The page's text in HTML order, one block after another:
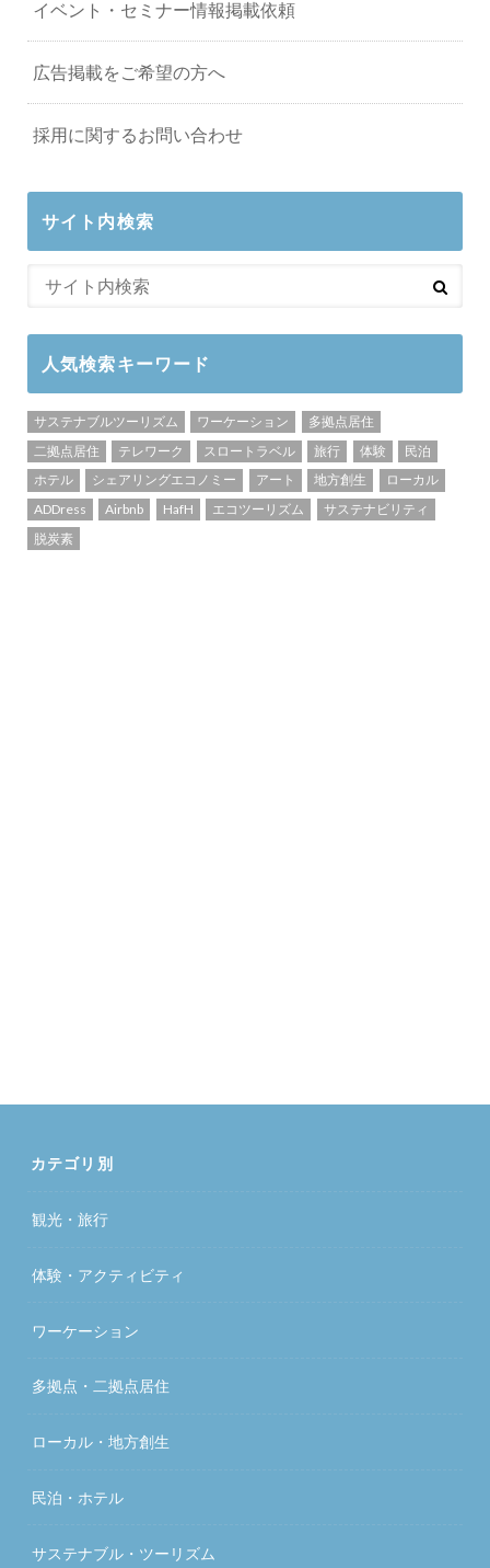
イベント・セミナー情報掲載依頼
広告掲載をご希望の方へ
採用に関するお問い合わせ
サイト内検索
人気検索キーワード
サステナブルツーリズム ワーケーション
多拠点居住
二拠点居住
テレワーク スロートラベル 旅行 体験
民泊
ホテル
シェアリングエコノミー アート 地方創生
ローカル
ADDress
Airbnb HafH エコツーリズム
サステナビリティ
脱炭素
カテゴリ別
観光・旅行
体験・アクティビティ
ワーケーション
多拠点・二拠点居住
ローカル・地方創生
民泊・ホテル
サステナブル・ツーリズム